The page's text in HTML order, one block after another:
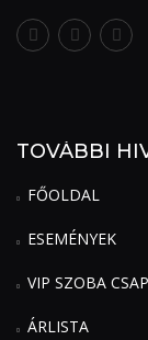
TOVÁBBI
FŐOLDAL
ESEMÉNYEK
VIP SZOBA
ÁRLISTA